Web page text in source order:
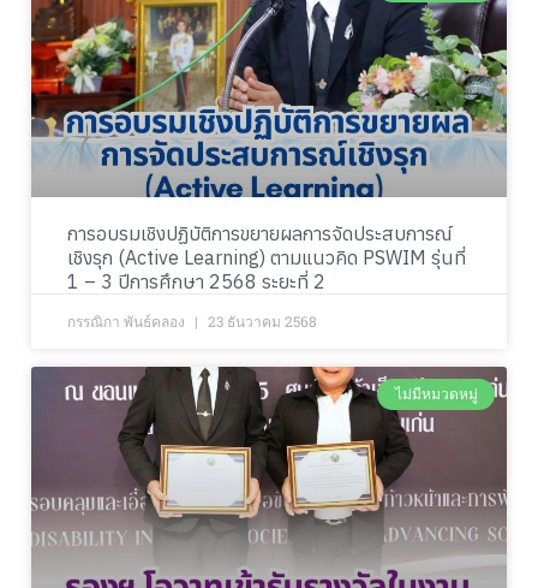
การอบรมเชิงปฏิบัติการขยายผลการจัดประสบการณ์
เชิงรุก (Active Learning) ตามแนวคิด PSWIM รุ่นที่
1 – 3 ปีการศึกษา 2568 ระยะที่ 2
กรรณิกา พันธ์คลอง 23 ธันวาคม 2568
ไม่มีหมวดหมู่